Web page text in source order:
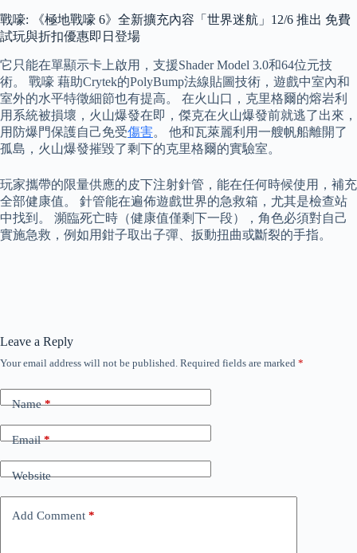
戰嚎: 《極地戰嚎 6》全新擴充內容「世界迷航」12/6 推出 免費
試玩與折扣優惠即日登場
它只能在單顯示卡上啟用，支援Shader Model 3.0和64位元技
術。 戰嚎 藉助Crytek的PolyBump法線貼圖技術，遊戲中室內和
室外的水平特徵細節也有提高。 在火山口，克里格爾的熔岩利
用系統被損壞，火山爆發在即，傑克在火山爆發前就逃了出來，
用防爆門保護自己免受傷害。 他和瓦萊麗利用一艘帆船離開了
孤島，火山爆發摧毀了剩下的克里格爾的實驗室。
玩家攜帶的限量供應的皮下注射針管，能在任何時候使用，補充
全部健康值。 針管能在遍佈遊戲世界的急救箱，尤其是檢查站
中找到。 瀕臨死亡時（健康值僅剩下一段），角色必須對自己
實施急救，例如用鉗子取出子彈、扳動扭曲或斷裂的手指。
Leave a Reply
Your email address will not be published. Required fields are marked *
Name*
Email*
Website
Add Comment *